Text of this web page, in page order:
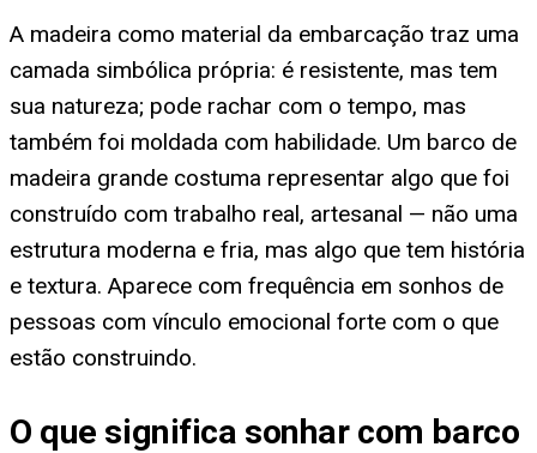
A madeira como material da embarcação traz uma
camada simbólica própria: é resistente, mas tem
sua natureza; pode rachar com o tempo, mas
também foi moldada com habilidade. Um barco de
madeira grande costuma representar algo que foi
construído com trabalho real, artesanal — não uma
estrutura moderna e fria, mas algo que tem história
e textura. Aparece com frequência em sonhos de
pessoas com vínculo emocional forte com o que
estão construindo.
O que significa sonhar com barco